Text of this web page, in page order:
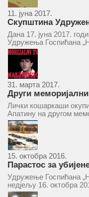
11. јуна 2017.
Скупштина
у суботу 17. јуна
Дана 17. јуна 2017.
Удружења Госпићана
ће се одржати у
9 Београд, у 11
31. марта 2017.
Други
Маљковић Маљак“
Лички кошаркаши
Апатину на другом
„Милан Маљковић
учествоваће екипе
комбинована екипа
15. октобра 2016.
Парастос за
Удружење Госпићана
недјељу 16. октобра
у цркву Светог оца